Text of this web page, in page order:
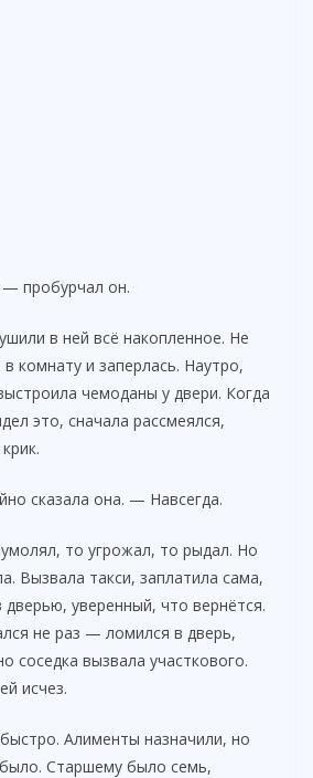
пробурчал он.
в ней всё накопленное. Не
комнату и заперлась. Наутро,
чемоданы у двери. Когда
это, сначала рассмеялся,
сказала она. — Навсегда.
то угрожал, то рыдал. Но
Вызвала такси, заплатила сама,
уверенный, что вернётся.
не раз — ломился в дверь,
соседка вызвала участкового.
исчез.
Алименты назначили, но
Старшему было семь,